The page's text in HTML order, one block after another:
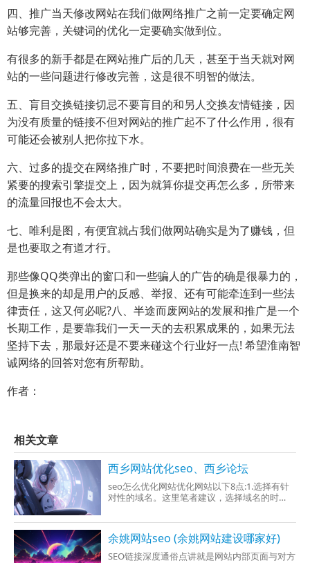
四、推广当天修改网站在我们做网络推广之前一定要确定网
站够完善，关键词的优化一定要确实做到位。
有很多的新手都是在网站推广后的几天，甚至于当天就对网
站的一些问题进行修改完善，这是很不明智的做法。
五、肓目交换链接切忌不要肓目的和另人交换友情链接，因
为没有质量的链接不但对网站的推广起不了什么作用，很有
可能还会被别人把你拉下水。
六、过多的提交在网络推广时，不要把时间浪费在一些无关
紧要的搜索引擎提交上，因为就算你提交再怎么多，所带来
的流量回报也不会太大。
七、唯利是图，有便宜就占我们做网站确实是为了赚钱，但
是也要取之有道才行。
那些像QQ类弹出的窗口和一些骗人的广告的确是很暴力的，
但是换来的却是用户的反感、举报、还有可能牵连到一些法
律责任，这又何必呢?八、半途而废网站的发展和推广是一个
长期工作，是要靠我们一天一天的去积累成果的，如果无法
坚持下去，那最好还是不要来碰这个行业好一点! 希望淮南智
诚网络的回答对您有所帮助。
作者：
相关文章
西乡网站优化seo、西乡论坛
seo怎么优化网站优化网站以下8点:1.选择有针
对性的域名。这里笔者建议，选择域名的时
老域
余姚网站seo (余姚网站建设哪家好)
SEO链接深度通俗点讲就是网站内部页面与对方